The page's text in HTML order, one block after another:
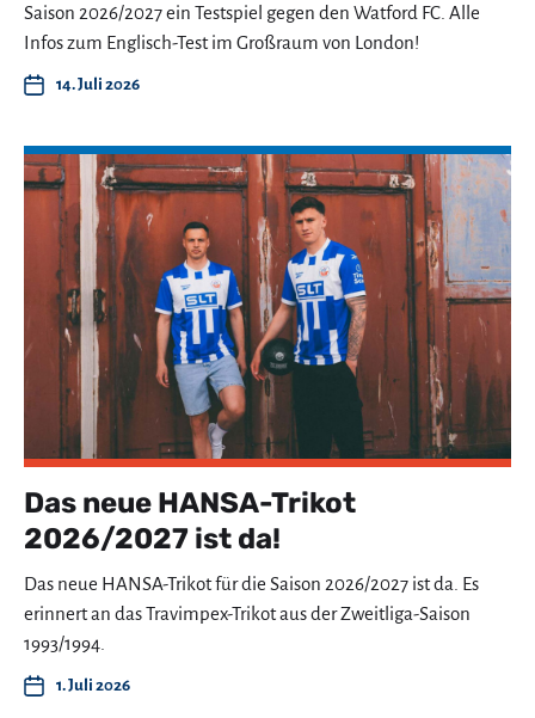
Saison 2026/2027 ein Testspiel gegen den Watford FC. Alle
Infos zum Englisch-Test im Großraum von London!
14. Juli 2026
Das neue HANSA-Trikot
2026/2027 ist da!
Das neue HANSA-Trikot für die Saison 2026/2027 ist da. Es
erinnert an das Travimpex-Trikot aus der Zweitliga-Saison
1993/1994.
1. Juli 2026